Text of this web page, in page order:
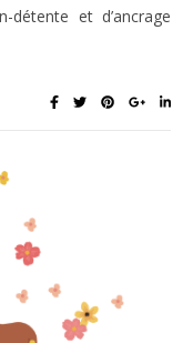
détente et d’ancrage